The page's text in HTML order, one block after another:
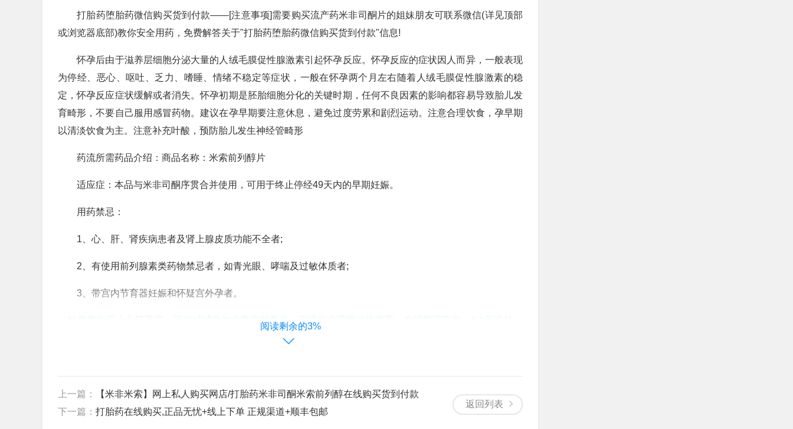
打胎药堕胎药微信购买货到付款——[注意事项]需要购买流产药米非司酮片的姐妹朋友可联系微信(详见顶部
或浏览器底部)教你安全用药，免费解答关于"打胎药堕胎药微信购买货到付款"信息!
怀孕后由于滋养层细胞分泌大量的人绒毛膜促性腺激素引起怀孕反应。怀孕反应的症状因人而异，一般表现
为停经、恶心、呕吐、乏力、嗜睡、情绪不稳定等症状，一般在怀孕两个月左右随着人绒毛膜促性腺激素的稳
定，怀孕反应症状缓解或者消失。怀孕初期是胚胎细胞分化的关键时期，任何不良因素的影响都容易导致胎儿发
育畸形，不要自己服用感冒药物。建议在孕早期要注意休息，避免过度劳累和剧烈运动。注意合理饮食，孕早期
以清淡饮食为主。注意补充叶酸，预防胎儿发生神经管畸形
药流所需药品介绍：商品名称：米索前列醇片
适应症：本品与米非司酮序贯合并使用，可用于终止停经49天内的早期妊娠。
用药禁忌：
1、心、肝、肾疾病患者及肾上腺皮质功能不全者;
2、有使用前列腺素类药物禁忌者，如青光眼、哮喘及过敏体质者;
3、带宫内节育器妊娠和怀疑宫外孕者。
如果真的不小心怀孕了，可以试试添加文章底部微信，正规米非司酮片流产药，在线即可下单，1-3天送达，
阅读剩余的3%
返回列表
上一篇：
【米非米索】网上私人购买网店/打胎药米非司酮米索前列醇在线购买货到付款
下一篇： 打胎药在线购买,正品无忧+线上下单 正规渠道+顺丰包邮